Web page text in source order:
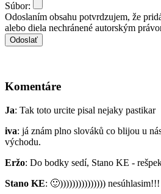
Súbor:
Odoslaním obsahu potvrdzujem, že
alebo diela nechránené autorským
Komentáre
Ja: Tak toto urcite pisal nejaky pastikar
iva: já znám plno slováků co blijou u
východu.
Eržo: Do bodky sedí, Stano KE -
Stano KE: 🙂)))))))))))))))